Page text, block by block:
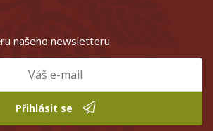
našeho newsletteru
Přihlásit se